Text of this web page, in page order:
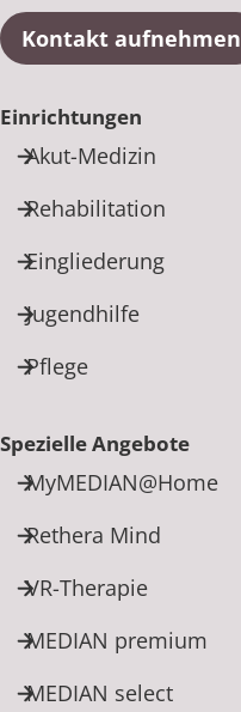
Pneumologie
Rheumatologie
Kontakt aufnehmen
Einrichtungen
Akut-Medizin
Rehabilitation
Eingliederung
Jugendhilfe
Pflege
Spezielle Angebote
MyMEDIAN@Home
Rethera Mind
VR-Therapie
MEDIAN premium
MEDIAN select